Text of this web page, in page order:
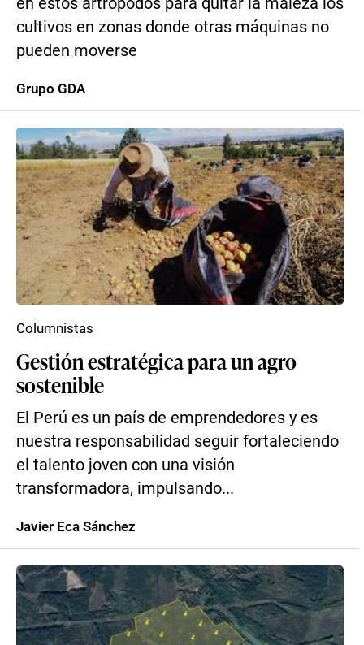
cultivos en zonas donde otras máquinas no
pueden moverse
Grupo GDA
Gestión estratégica para un agro
sostenible
El Perú es un país de emprendedores y es
nuestra responsabilidad seguir fortaleciendo
el talento joven con una visión
transformadora, impulsando...
Columnistas
Javier Eca Sánchez